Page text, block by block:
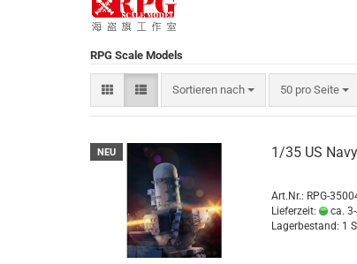
RPG Scale Models
Sortieren nach
Sortieren nach 50 pro Seite
pro Seite
NEU 1/35 US
Art.Nr.: RPG-
Lieferzeit:
ca.
Lagerbestand: 1